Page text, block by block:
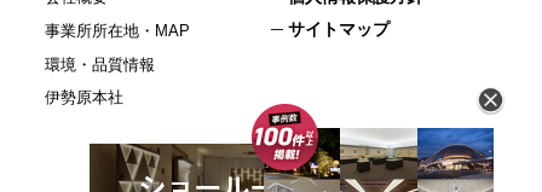
事業所所在地・MAP
環境・品質情報
伊勢原本社
サイトマップ